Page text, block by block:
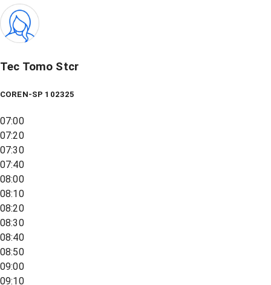
Tec Tomo Stcr
COREN-SP 102325
07:00
07:20
07:30
07:40
08:00
08:10
08:20
08:30
08:40
08:50
09:00
09:10